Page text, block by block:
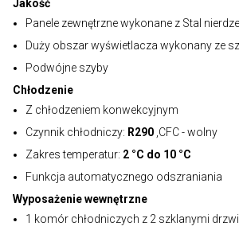
Jakość
Panele zewnętrzne wykonane z Stal
Duży obszar wyświetlacza wykonany ze
Podwójne szyby
Chłodzenie
Z chłodzeniem konwekcyjnym
Czynnik chłodniczy: R290 ,CFC - wolny
Zakres temperatur: 2 °C do 10 °C
Funkcja automatycznego odszraniania
Wyposażenie wewnętrzne
1 komór chłodniczych z 2 szklanymi